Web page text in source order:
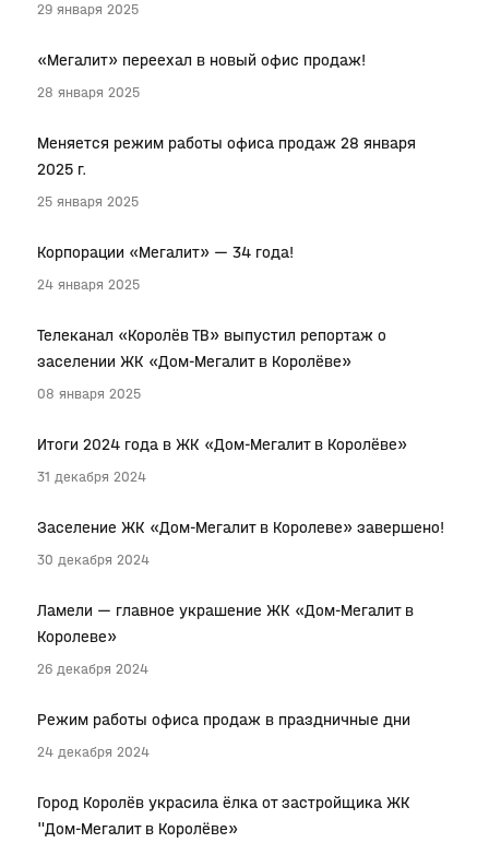
29 января 2025
«Мегалит» переехал в новый офис продаж!
28 января 2025
Меняется режим работы офиса продаж 28 января
2025 г.
25 января 2025
Корпорации «Мегалит» — 34 года!
24 января 2025
Телеканал «Королёв ТВ» выпустил репортаж о
заселении ЖК «Дом-Мегалит в Королёве»
08 января 2025
Итоги 2024 года в ЖК «Дом-Мегалит в Королёве»
31 декабря 2024
Заселение ЖК «Дом-Мегалит в Королеве» завершено!
30 декабря 2024
Ламели — главное украшение ЖК «Дом-Мегалит в
Королеве»
26 декабря 2024
Режим работы офиса продаж в праздничные дни
24 декабря 2024
Город Королёв украсила ёлка от застройщика ЖК
"Дом-Мегалит в Королёве»